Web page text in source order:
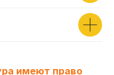
имеют право